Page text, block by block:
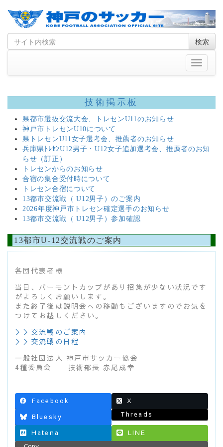
Skip
to
Search
for
検索
Toggle
技術掲示板
県都市選抜交流大会、トレセンU11のお知らせ
神戸市トレセンU10について
県トレセンU11女子選考会、推薦者のお知らせ
兵庫県ﾄﾚｾﾝU12男子・U12女子追加選考会、推薦者のお知
らせ（訂正）
トレセンからのお知らせ
合宿の集合受付時について
トレセン合宿について
13都市交流戦（ U12男子）のご案内
2026年度神戸市トレセン確定選手のお知らせ
13都市交流戦（ U12男子）参加確認
13都市U-12交流戦のご案内
各団代表者様
当日、バーモントカップがあり招集が少ない状況です
がよろしくお願いします。
また終了後は説明会への移動もございますのでお気を
つけてお越しください。
＞＞交流戦のご案内
＞＞交流戦の日程
一般社団法人 神戸市サッカー協会
4種委員会 技術部長 赤尾成幸
Facebook
X
Bluesky
Threads
Hatena
LINE